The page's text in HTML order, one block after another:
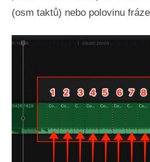
(osm taktů) nebo polovinu